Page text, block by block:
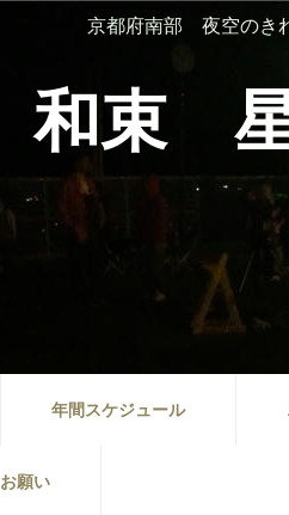
和束
京都府南部 夜空のき
年間スケジュール
お願い